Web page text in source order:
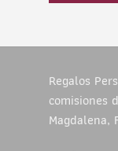
Regalos
comisiones
Magdalena,